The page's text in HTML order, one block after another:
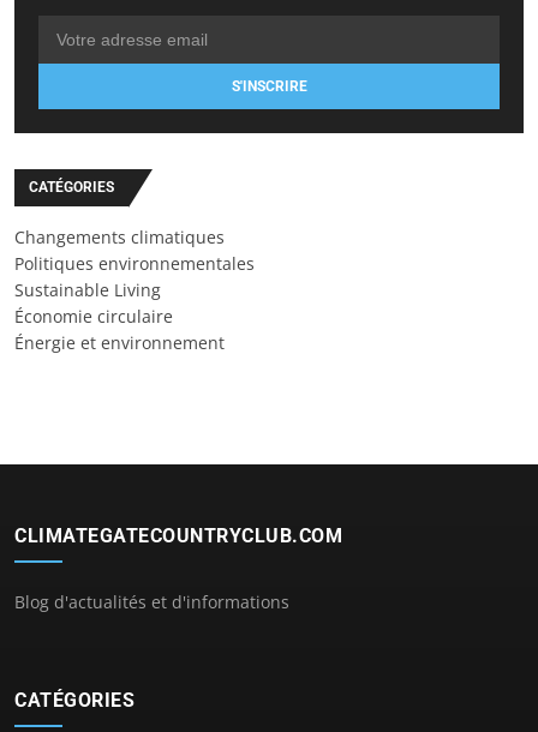
S'INSCRIRE
CATÉGORIES
Changements climatiques
Politiques environnementales
Sustainable Living
Économie circulaire
Énergie et environnement
CLIMATEGATECOUNTRYCLUB.COM
Blog d'actualités et d'informations
CATÉGORIES